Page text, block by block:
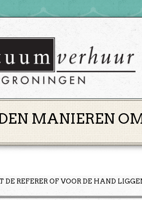
MANIEREN
DE REFERER OF VOOR DE HAND